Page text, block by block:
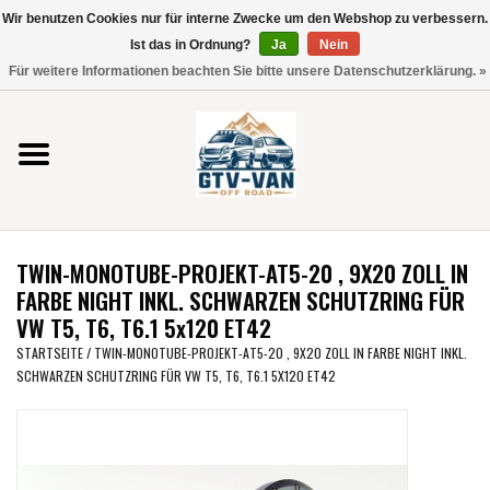
Verwende
die
nach
oben
und
unten,
verfügbare
Ergebnis
auszuwählen.
Drücke
die
Vito / V-Klasse 447
Viano /Vito 639
VW T7 2025
VW T6
TWIN-MONOTUBE-PROJEKT-AT5-20 , 9X20 ZOLL IN
FARBE NIGHT INKL. SCHWARZEN SCHUTZRING FÜR
VW T5, T6, T6.1 5x120 ET42
STARTSEITE/ TWIN-MONOTUBE-PROJEKT-AT5-20 , 9X20 ZOLL IN FARBE NIGHT INKL.
SCHWARZEN SCHUTZRING FÜR VW T5, T6, T6.1 5X120 ET42
Wir benutzen Cookies nur für interne Zwecke um den Webshop zu verbessern.
Ist das in Ordnung?
Ja
Nein
Für weitere Informationen beachten Sie bitte unsere Datenschutzerklärung. »